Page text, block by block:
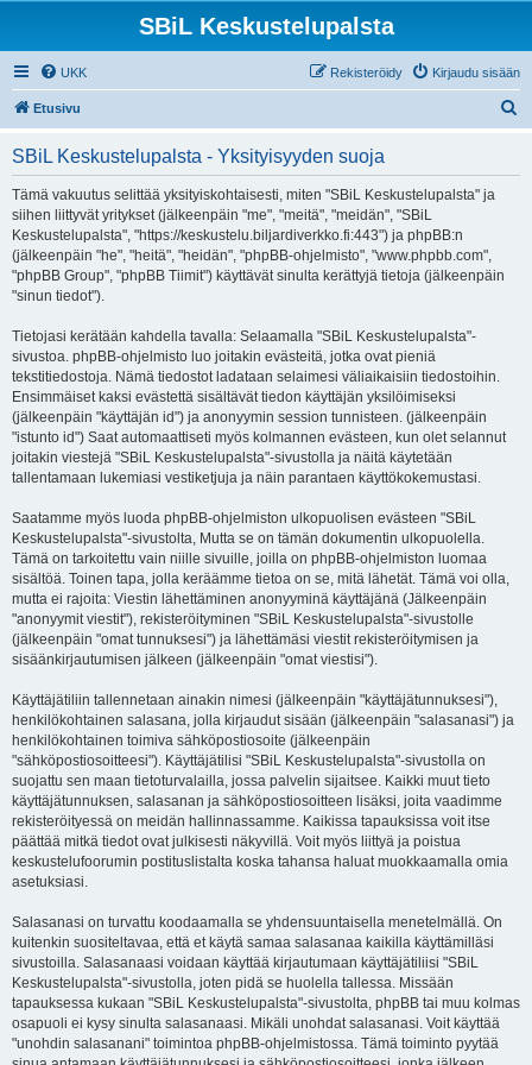
SBiL Keskustelupalsta
UKK Kirjaudu sisään
Rekisteröidy
Etusivu
SBiL Keskustelupalsta - Yksityisyyden suoja
Tämä vakuutus selittää yksityiskohtaisesti, miten "SBiL Keskustelupalsta" ja
siihen liittyvät yritykset (jälkeenpäin "me", "meitä", "meidän", "SBiL
Keskustelupalsta", "https://keskustelu.biljardiverkko.fi:443") ja phpBB:n
(jälkeenpäin "he", "heitä", "heidän", "phpBB-ohjelmisto", "www.phpbb.com",
"phpBB Group", "phpBB Tiimit") käyttävät sinulta kerättyjä tietoja (jälkeenpäin
"sinun tiedot").
Tietojasi kerätään kahdella tavalla: Selaamalla "SBiL Keskustelupalsta"-
sivustoa. phpBB-ohjelmisto luo joitakin evästeitä, jotka ovat pieniä
tekstitiedostoja. Nämä tiedostot ladataan selaimesi väliaikaisiin tiedostoihin.
Ensimmäiset kaksi evästettä sisältävät tiedon käyttäjän yksilöimiseksi
(jälkeenpäin "käyttäjän id") ja anonyymin session tunnisteen. (jälkeenpäin
"istunto id") Saat automaattiseti myös kolmannen evästeen, kun olet selannut
joitakin viestejä "SBiL Keskustelupalsta"-sivustolla ja näitä käytetään
tallentamaan lukemiasi vestiketjuja ja näin parantaen käyttökokemustasi.
Saatamme myös luoda phpBB-ohjelmiston ulkopuolisen evästeen "SBiL
Keskustelupalsta"-sivustolta, Mutta se on tämän dokumentin ulkopuolella.
Tämä on tarkoitettu vain niille sivuille, joilla on phpBB-ohjelmiston luomaa
sisältöä. Toinen tapa, jolla keräämme tietoa on se, mitä lähetät. Tämä voi olla,
mutta ei rajoita: Viestin lähettäminen anonyyminä käyttäjänä (Jälkeenpäin
"anonyymit viestit"), rekisteröityminen "SBiL Keskustelupalsta"-sivustolle
(jälkeenpäin "omat tunnuksesi") ja lähettämäsi viestit rekisteröitymisen ja
sisäänkirjautumisen jälkeen (jälkeenpäin "omat viestisi").
Käyttäjätiliin tallennetaan ainakin nimesi (jälkeenpäin "käyttäjätunnuksesi"),
henkilökohtainen salasana, jolla kirjaudut sisään (jälkeenpäin "salasanasi") ja
henkilökohtainen toimiva sähköpostiosoite (jälkeenpäin
"sähköpostiosoitteesi"). Käyttäjätilisi "SBiL Keskustelupalsta"-sivustolla on
suojattu sen maan tietoturvalailla, jossa palvelin sijaitsee. Kaikki muut tieto
käyttäjätunnuksen, salasanan ja sähköpostiosoitteen lisäksi, joita vaadimme
rekisteröityessä on meidän hallinnassamme. Kaikissa tapauksissa voit itse
päättää mitkä tiedot ovat julkisesti näkyvillä. Voit myös liittyä ja poistua
keskustelufoorumin postituslistalta koska tahansa haluat muokkaamalla omia
asetuksiasi.
Salasanasi on turvattu koodaamalla se yhdensuuntaisella menetelmällä. On
kuitenkin suositeltavaa, että et käytä samaa salasanaa kaikilla käyttämilläsi
sivustoilla. Salasanaasi voidaan käyttää kirjautumaan käyttäjätiliisi "SBiL
Keskustelupalsta"-sivustolla, joten pidä se huolella tallessa. Missään
tapauksessa kukaan "SBiL Keskustelupalsta"-sivustolta, phpBB tai muu kolmas
osapuoli ei kysy sinulta salasanaasi. Mikäli unohdat salasanasi. Voit käyttää
"unohdin salasanani" toimintoa phpBB-ohjelmistossa. Tämä toiminto pyytää